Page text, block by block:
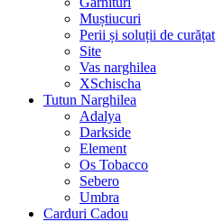
Muștiucuri
Perii și soluții de curățat
Site
Vas narghilea
XSchischa
Tutun Narghilea
Adalya
Darkside
Element
Os Tobacco
Sebero
Umbra
Carduri Cadou